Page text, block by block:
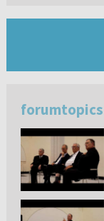
forumtopics